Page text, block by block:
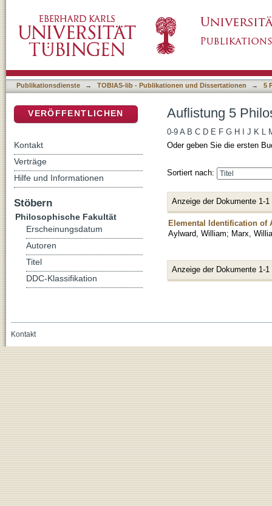
Publikationsdienste → TOBIAS-lib - Publikationen und Dissertationen → 5
Auflistung 5
0-9 A B C D E F G H J K L
Oder geben Sie die ersten
Sortiert nach:
Anzeige der Dokumente 1-1
Elemental Identification of
Aylward, William; Marx,
Anzeige der Dokumente 1-1
VERÖFFENTLICHEN
Kontakt
Verträge
Hilfe und Informationen
Stöbern
Philosophische Fakultät
Erscheinungsdatum
Autoren
Titel
DDC-Klassifikation
Kontakt